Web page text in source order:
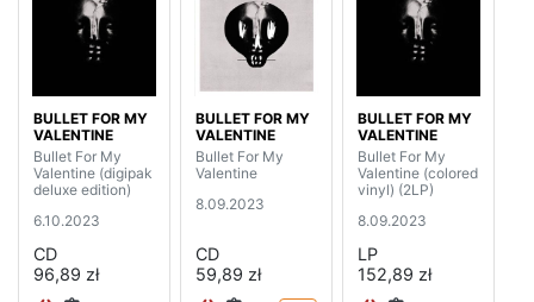
BULLET FOR MY
VALENTINE
Bullet For My
Valentine (digipak
deluxe edition)
6.10.2023
CD
96,89 zł
BULLET FOR MY
VALENTINE
Bullet For My
Valentine
8.09.2023
CD
59,89 zł
BULLET FOR MY
VALENTINE
Bullet For My
Valentine (colored
vinyl) (2LP)
8.09.2023
LP
152,89 zł